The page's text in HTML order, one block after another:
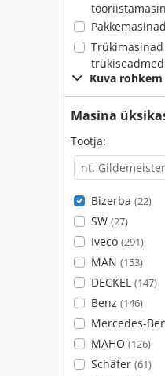
Pakkemasinad
trükiseadmed
Kuva rohkem
Masina
Tootja:
Bizerba (22)
SW (27)
Iveco (291)
MAN (153)
DECKEL (147)
Benz (146)
Mercedes-
MAHO (126)
Schäfer (61)